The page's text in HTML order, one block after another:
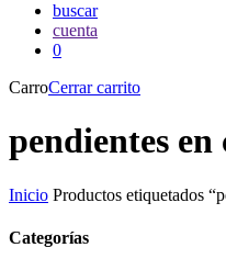
buscar
cuenta
0
CarroCerrar carrito
pendientes
Inicio Productos etiquetados
Categorías